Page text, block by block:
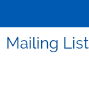
Mailing